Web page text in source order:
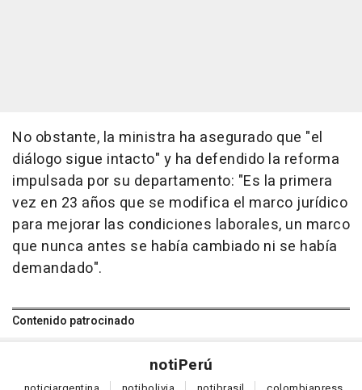
No obstante, la ministra ha asegurado que "el
diálogo sigue intacto" y ha defendido la reforma
impulsada por su departamento: "Es la primera
vez en 23 años que se modifica el marco jurídico
para mejorar las condiciones laborales, un marco
que nunca antes se había cambiado ni se había
demandado".
Contenido patrocinado
notiPerú